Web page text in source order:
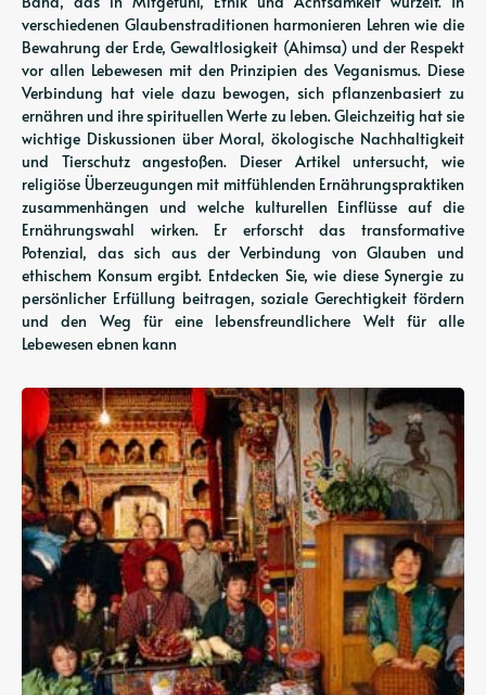
verschiedenen Glaubenstraditionen harmonieren Lehren wie die
Bewahrung der Erde, Gewaltlosigkeit (Ahimsa) und der Respekt
vor allen Lebewesen mit den Prinzipien des Veganismus. Diese
Verbindung hat viele dazu bewogen, sich pflanzenbasiert zu
ernähren und ihre spirituellen Werte zu leben. Gleichzeitig hat sie
wichtige Diskussionen über Moral, ökologische Nachhaltigkeit
und Tierschutz angestoßen. Dieser Artikel untersucht, wie
religiöse Überzeugungen mit mitfühlenden Ernährungspraktiken
zusammenhängen und welche kulturellen Einflüsse auf die
Ernährungswahl wirken. Er erforscht das transformative
Potenzial, das sich aus der Verbindung von Glauben und
ethischem Konsum ergibt. Entdecken Sie, wie diese Synergie zu
persönlicher Erfüllung beitragen, soziale Gerechtigkeit fördern
und den Weg für eine lebensfreundlichere Welt für alle
Lebewesen ebnen kann